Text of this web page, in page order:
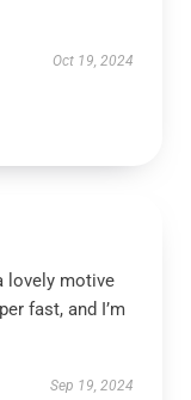
Oct 19, 2024
lovely motive
fast, and I’m
Sep 19, 2024